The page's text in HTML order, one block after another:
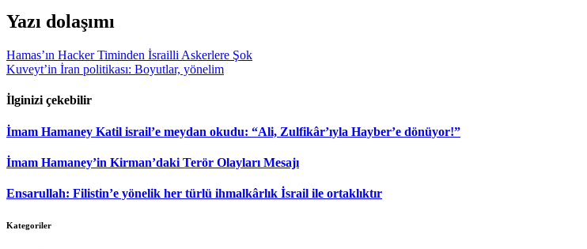
Yazı dolaşımı
Hamas’ın Hacker Timinden İsrailli Askerlere Şok
Kuveyt’in İran politikası: Boyutlar, yönelim
İlginizi çekebilir
İmam Hamaney Katil israil’e meydan okudu: “Ali, Zulfikâr’ıyla Hayber’e dönüyor!”
İmam Hamaney’in Kirman’daki Terör Olayları Mesajı
Ensarullah: Filistin’e yönelik her türlü ihmalkârlık İsrail ile ortaklıktır
Kategoriler